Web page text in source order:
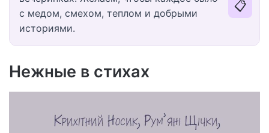
с медом, смехом, теплом и добрыми
историями.
📋
Нежные в стихах